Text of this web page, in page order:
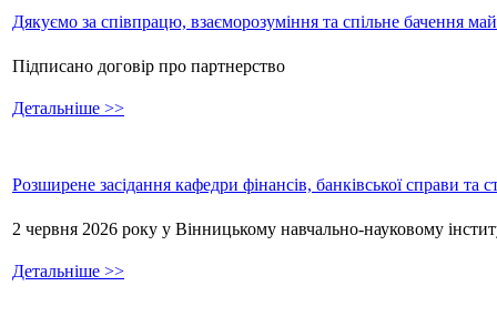
Дякуємо за співпрацю, взаєморозуміння та спільне бачення
Підписано договір про партнерство
Детальніше >>
Розширене засідання кафедри фінансів, банківської справи та
2 червня 2026 року у Вінницькому навчально-науковому
Детальніше >>